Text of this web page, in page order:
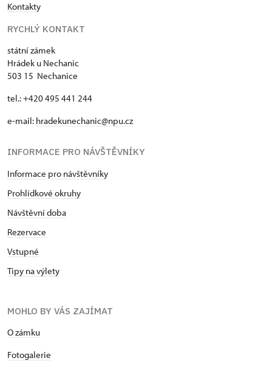
Kontakty
RYCHLÝ KONTAKT
státní zámek
Hrádek u Nechanic
503 15 Nechanice
tel.: +420 495 441 244
e-mail: hradekunechanic@npu.cz
INFORMACE PRO NÁVŠTĚVNÍKY
Informace pro návštěvníky
Prohlídkové okruhy
Návštěvní doba
Rezervace
Vstupné
Tipy na výlety
MOHLO BY VÁS ZAJÍMAT
O zámku
Fotogalerie